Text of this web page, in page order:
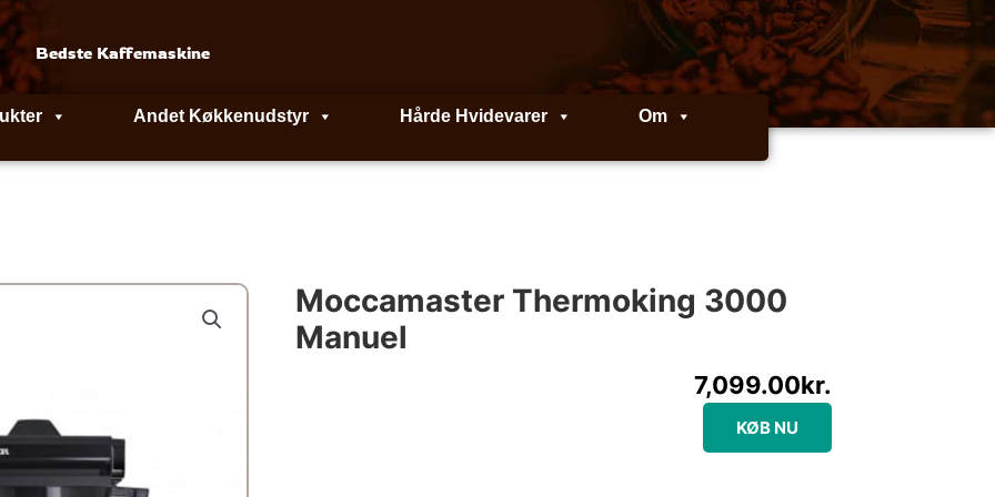
Bedste Kaffemaskine
Andet Køkkenudstyr Hårde Hvidevarer Om
Moccamaster Thermoking 3000
Manuel
7,099.00kr.
KØB NU